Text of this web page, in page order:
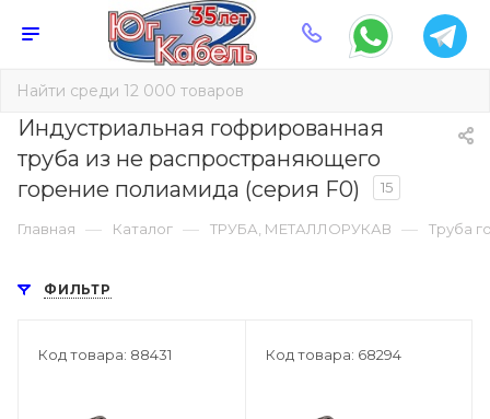
Индустриальная гофрированная
труба из не распространяющего
горение полиамида (серия F0)
15
Главная — Каталог — ТРУБА, МЕТАЛЛОРУКАВ — Труба
ФИЛЬТР
Код товара: 88431 Код товара: 68294